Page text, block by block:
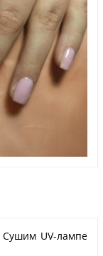
Сушим UV-лампе